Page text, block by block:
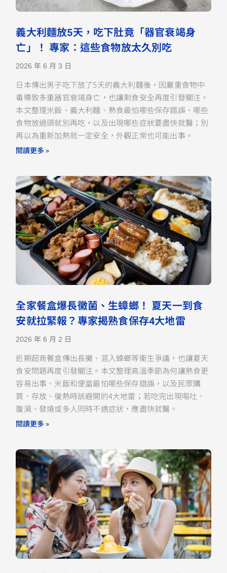
義大利麵放5天，吃下肚竟「器官衰竭身
亡」！ 專家：這些食物放太久別吃
2026 年 6 月 3 日
日本傳出男子吃下放了5天的義大利麵後，因嚴重食物中
毒導致多重器官衰竭身亡，也讓剩食安全再度引發關注。
本文整理米飯、義大利麵、熟食最怕哪些保存錯誤、哪些
食物放過頭就別再吃，以及出現哪些症狀要盡快就醫；別
再以為重新加熱就一定安全，外觀正常也可能出事。
閱讀更多 »
全家餐盒爆長黴菌、生蟑螂！ 夏天一到食
安就拉緊報？專家揭熟食保存4大地雷
2026 年 6 月 2 日
近期超商餐盒傳出長黴、混入蟑螂等衛生爭議，也讓夏天
食安問題再度引發關注。本文整理高溫季節為何讓熟食更
容易出事、米飯和便當最怕哪些保存錯誤，以及民眾購
買、存放、復熱時該避開的4大地雷；若吃完出現嘔吐、
腹瀉、發燒或多人同時不適症狀，應盡快就醫。
閱讀更多 »